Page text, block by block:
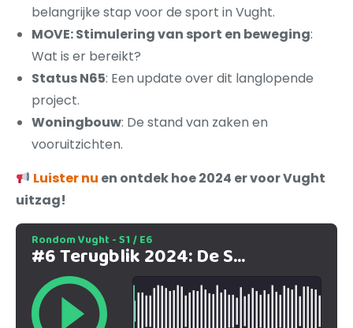
belangrijke stap voor de sport in Vught.
MOVE: Stimulering van sport en beweging:
Wat is er bereikt?
Status N65: Een update over dit langlopende
project.
Woningbouw: De stand van zaken en
vooruitzichten.
Luister nu en ontdek hoe 2024 er voor Vught
uitzag!